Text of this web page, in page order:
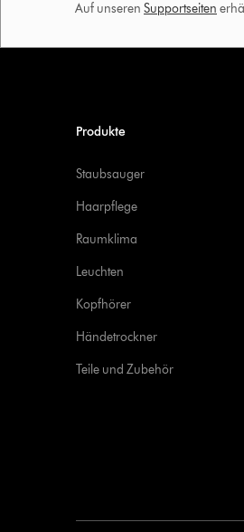
Auf unseren Supportseiten
Produkte
Staubsauger
Haarpflege
Raumklima
Leuchten
Kopfhörer
Händetrockner
Teile und Zubehör